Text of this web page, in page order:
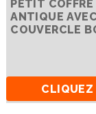
PETIT COFFRE
ANTIQUE AVEC
COUVERCLE
CLIQUEZ